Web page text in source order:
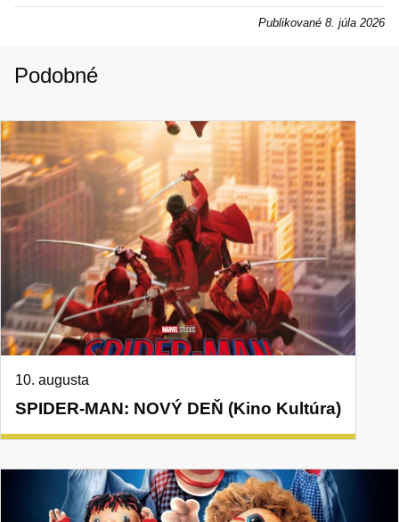
Publikované 8. júla 2026
Podobné
SPIDER-MAN: NOVÝ DEŇ (Kino Kultúra)
10. augusta